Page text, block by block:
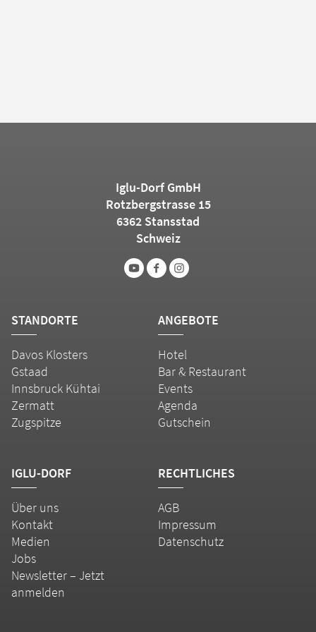
Iglu-Dorf GmbH
Rotzbergstrasse 15
6362 Stansstad
Schweiz
STANDORTE
Davos Klosters
Gstaad
Innsbruck Kühtai
Zermatt
Zugspitze
ANGEBOTE
Hotel
Bar & Restaurant
Events
Agenda
Gutschein
IGLU-DORF
Über uns
Kontakt
Medien
Jobs
Newsletter – Jetzt
anmelden
RECHTLICHES
AGB
Impressum
Datenschutz